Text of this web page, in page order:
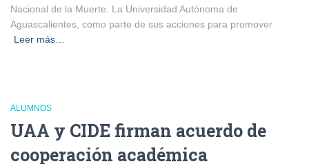
Nacional de la Muerte. La Universidad Autónoma de
Aguascalientes, como parte de sus acciones para promover
Leer más…
ALUMNOS
UAA y CIDE firman acuerdo de
cooperación académica